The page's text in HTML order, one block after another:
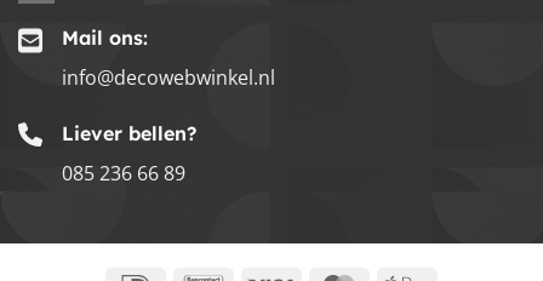
Mail ons:
info@decowebwinkel.nl
Liever bellen?
085 236 66 89